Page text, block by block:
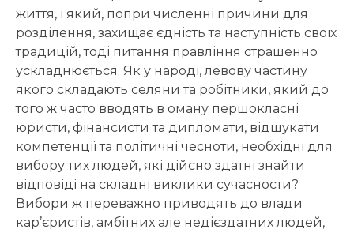
життя, і який, попри численні причини для
розділення, захищає єдність та наступність своїх
традицій, тоді питання правління страшенно
ускладнюється. Як у народі, левову частину
якого складають селяни та робітники, який до
того ж часто вводять в оману першокласні
юристи, фінансисти та дипломати, відшукати
компетенції та політичні чесноти, необхідні для
вибору тих людей, які дійсно здатні знайти
відповіді на складні виклики сучасности?
Вибори ж переважно приводять до влади
кар’єристів, амбітних але недієздатних людей,